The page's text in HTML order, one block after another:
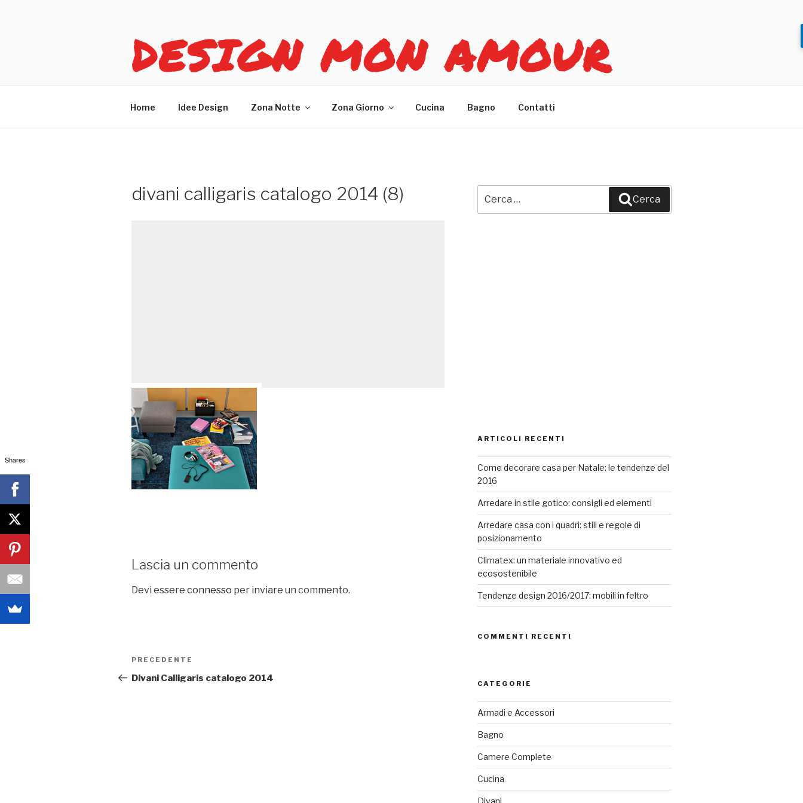
DESIGN MON AMOUR
Home Idee Design Zona Notte Zona Giorno Cucina Bagno Contatti
divani calligaris catalogo 2014 (8)
Lascia un commento
Devi essere connesso per inviare un commento.
Navigazione
articoli
Articolo
precedente:
PRECEDENTE
Divani Calligaris catalogo 2014
Cerca
ARTICOLI RECENTI
Come decorare casa per Natale: le tendenze del
2016
Arredare in stile gotico: consigli ed elementi
Arredare casa con i quadri: stili e regole di
posizionamento
Climatex: un materiale innovativo ed
ecosostenibile
Tendenze design 2016/2017: mobili in feltro
COMMENTI RECENTI
CATEGORIE
Armadi e Accessori
Bagno
Camere Complete
Cucina
Shares